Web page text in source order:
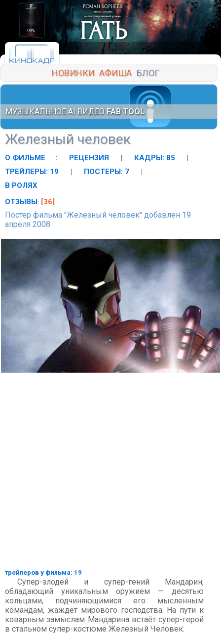
НОВИНКИ АФИША БЛОГ
МУЗЫКАЛЬНОЕ AI ВИДЕО FAB TOOL
Железный человек
О ФИЛЬМЕ : РЕЦЕНЗИЯ | КАДРЫ: 85
|
ТРЕЙЛЕРЫ: 19
| ПОСТЕРЫ: 7
|
В РОЛЯХ
ОТЗЫВЫ: [36]
Постер фильма "Железный человек" добавлен 19
апреля 2008
трейлеров у фильма: 19
Супер-злодей и супер-гений Мандарин,
обладающий уникальным оружием — десятью
кольцами, подчиняющимися его мысленным
командам, жаждет мирового господства. На пути к
коварным замыслам Мандарина встаёт супер-герой
в стальном супер-костюме Железный Человек.